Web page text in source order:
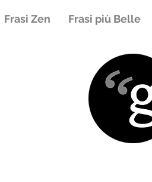
Frasi Zen Frasi più Belle